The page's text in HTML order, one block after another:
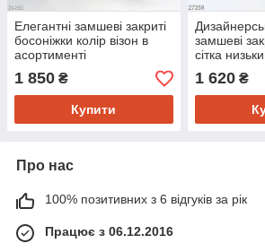
Елегантні замшеві закриті
босоніжки колір візон в
асортименті
1 850 ₴
Купити
замшеві
сітка
1 620₴
Про нас
100% позитивних з 6 відгуків за рік
Працює з 06.12.2016